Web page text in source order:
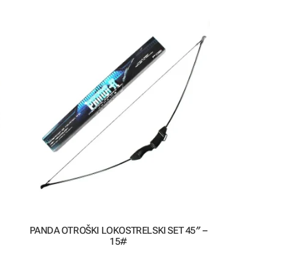
PANDA OTROŠKI LOKOSTRELSKI SET 45″ –
15#